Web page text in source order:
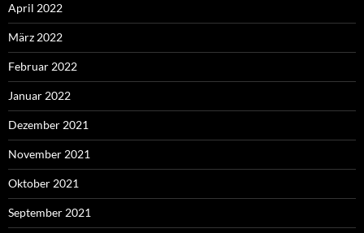
April 2022
März 2022
Februar 2022
Januar 2022
Dezember 2021
November 2021
Oktober 2021
September 2021